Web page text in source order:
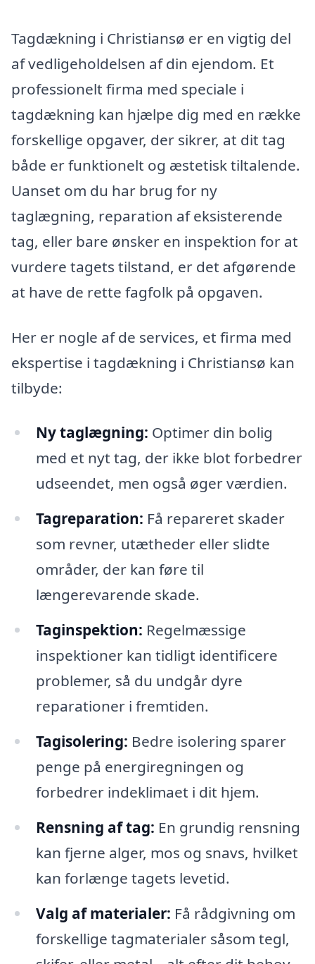
Tagdækning i Christiansø er en vigtig del
af vedligeholdelsen af din ejendom. Et
professionelt firma med speciale i
tagdækning kan hjælpe dig med en række
forskellige opgaver, der sikrer, at dit tag
både er funktionelt og æstetisk tiltalende.
Uanset om du har brug for ny
taglægning, reparation af eksisterende
tag, eller bare ønsker en inspektion for at
vurdere tagets tilstand, er det afgørende
at have de rette fagfolk på opgaven.
Her er nogle af de services, et firma med
ekspertise i tagdækning i Christiansø kan
tilbyde:
Ny taglægning: Optimer din bolig
med et nyt tag, der ikke blot forbedrer
udseendet, men også øger værdien.
Tagreparation: Få repareret skader
som revner, utætheder eller slidte
områder, der kan føre til
længerevarende skade.
Taginspektion: Regelmæssige
inspektioner kan tidligt identificere
problemer, så du undgår dyre
reparationer i fremtiden.
Tagisolering: Bedre isolering sparer
penge på energiregningen og
forbedrer indeklimaet i dit hjem.
Rensning af tag: En grundig rensning
kan fjerne alger, mos og snavs, hvilket
kan forlænge tagets levetid.
Valg af materialer: Få rådgivning om
forskellige tagmaterialer såsom tegl,